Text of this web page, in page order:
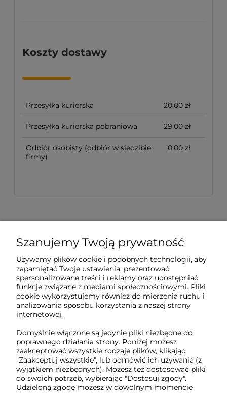
Koszty dostawy
Przesyłka kurierska 20,00 zł
Przesyłka kurierska pobraniowa 29,00 zł
Odbiór osobisty (odbiór w siedzibie
firmy)
0,00 zł
Sklep internetowy Tukado.pl
pn-pt: 08:00-16:00
791 063 018
biuro@tukado.pl
O nas
Obsługa klienta
Szanujemy Twoją prywatność
Używamy plików cookie i podobnych technologii, aby
zapamiętać Twoje ustawienia, prezentować
spersonalizowane treści i reklamy oraz udostępniać
funkcje związane z mediami społecznościowymi. Pliki
cookie wykorzystujemy również do mierzenia ruchu i
analizowania sposobu korzystania z naszej strony
internetowej.
Domyślnie włączone są jedynie pliki niezbędne do
poprawnego działania strony. Poniżej możesz
zaakceptować wszystkie rodzaje plików, klikając
"Zaakceptuj wszystkie", lub odmówić ich używania (z
wyjątkiem niezbędnych). Możesz też dostosować pliki
do swoich potrzeb, wybierając "Dostosuj zgody".
Udzieloną zgodę możesz w dowolnym momencie